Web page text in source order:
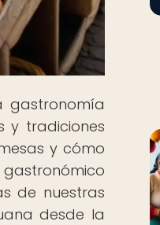
gastronomía
y tradiciones
y cómo
de nuestras
desde la